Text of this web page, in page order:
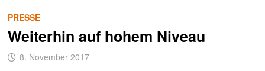
PRESSE
Weiterhin auf hohem Niveau
8. November 2017